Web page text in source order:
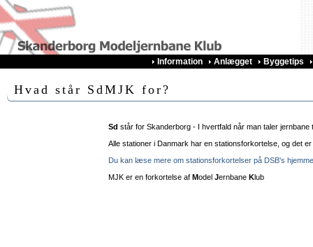
Information Anlægget Byggetips
Hvad står SdMJK for?
Sd står for Skanderborg - I hvertfald når man taler jernbane
Alle stationer i Danmark har en stationsforkortelse, og det
Du kan læse mere om stationsforkortelser på DSB's
MJK er en forkortelse af Model Jernbane Klub